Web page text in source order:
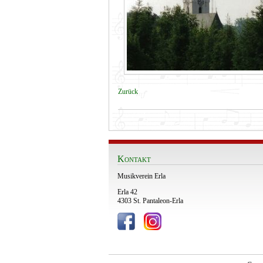
Zurück
Kontakt
Musikverein Erla
Erla 42
4303 St. Pantaleon-Erla